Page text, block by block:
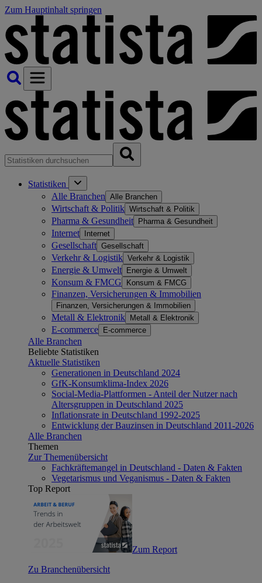
Zum Hauptinhalt springen
Statistiken
Alle Branchen Alle Branchen
Wirtschaft & Politik Wirtschaft & Politik
Pharma & Gesundheit Pharma & Gesundheit
Internet Internet
Gesellschaft Gesellschaft
Verkehr & Logistik Verkehr & Logistik
Energie & Umwelt Energie & Umwelt
Konsum & FMCG Konsum & FMCG
Finanzen, Versicherungen & Immobilien
Finanzen, Versicherungen & Immobilien
Metall & Elektronik Metall & Elektronik
E-commerce E-commerce
Alle Branchen
Beliebte Statistiken
Aktuelle Statistiken
Generationen in Deutschland 2024
GfK-Konsumklima-Index 2026
Social-Media-Plattformen - Anteil der Nutzer nach
Altersgruppen in Deutschland 2025
Inflationsrate in Deutschland 1992-2025
Entwicklung der Bauzinsen in Deutschland 2011-2026
Alle Branchen
Themen
Zur Themenübersicht
Fachkräftemangel in Deutschland - Daten & Fakten
Vegetarismus und Veganismus - Daten & Fakten
Top Report
Zum Report
Zu Branchenübersicht